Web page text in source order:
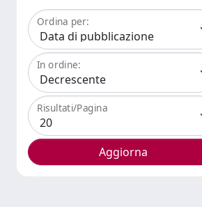
Ordina per:
In ordine:
Risultati/Pagina